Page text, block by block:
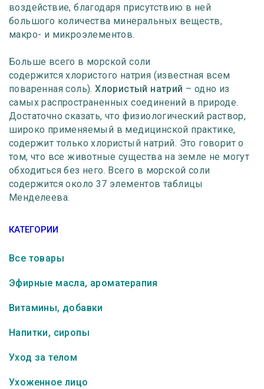
воздействие, благодаря присутствию в ней
большого количества минеральных веществ,
макро- и микроэлементов.
Больше всего в морской соли
содержится хлористого натрия (известная всем
поваренная соль).Хлористый натрий – одно из
самых распространенных соединений в природе.
Достаточно сказать, что физиологический раствор,
широко применяемый в медицинской практике,
содержит только хлористый натрий. Это говорит о
том, что все животные существа на земле не могут
обходиться без него. Всего в морской соли
содержится около 37 элементов таблицы
Менделеева.
КАТЕГОРИИ
Все товары
Эфирные масла, ароматерапия
Витамины, добавки
Напитки, сиропы
Уход за телом
Ухоженное лицо